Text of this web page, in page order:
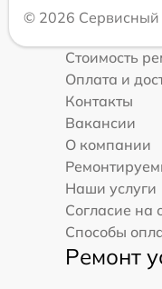
© 2026 Сервисный
Стоимость
Оплата и
Контакты
Вакансии
О компании
Наши услуги
Согласие на
Способы
Ремонт